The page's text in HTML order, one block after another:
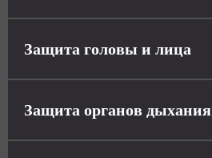
Защита головы и лица
Защита органов дыхания